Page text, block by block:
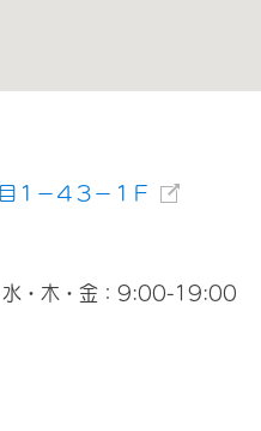
１－４３－１Ｆ
・木・金：9:00-19:00